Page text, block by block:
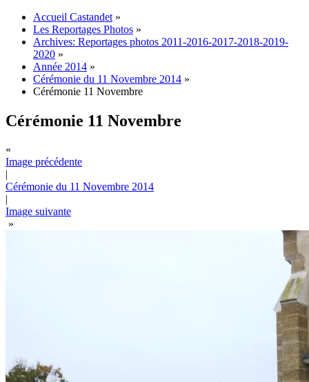
Accueil Castandet »
Les Reportages Photos »
Archives: Reportages photos 2011-2016-2017-2018-2019-
2020 »
Année 2014 »
Cérémonie du 11 Novembre 2014 »
Cérémonie 11 Novembre
Cérémonie 11 Novembre
«
Image précédente
|
Cérémonie du 11 Novembre 2014
|
Image suivante
»